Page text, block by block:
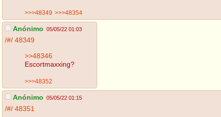
>>>48349 >>>48354
Anónimo 05/05/22 01:03
/#/ 48349
>>48346
Escortmaxxing?
>>>48352
Anónimo 05/05/22 01:15
/#/ 48351